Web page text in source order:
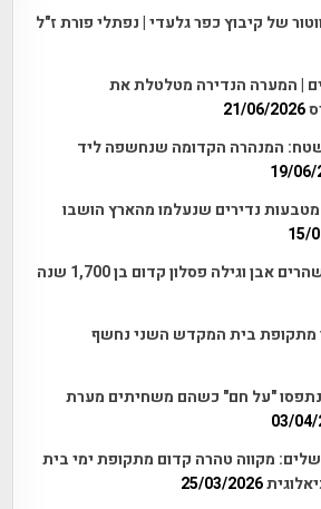
של קיבוץ כפר גלעדי | נפתלי פורת ז"ל
| המערה הנדירה מטלטלת את
21/06/2026
המנהרה הקדומה שנחשפה ליד
19/06/
נדירים שנעלמו מהארץ הושבו
15/
וגילה פסלון קדום בן 1,700 שנה
מתקופת בית המקדש השני נחשף
נתפסו "על חם" כשהם משחיתים מערת
03/
מקווה טהרה קדום מתקופת ימי בית
25/03/2026